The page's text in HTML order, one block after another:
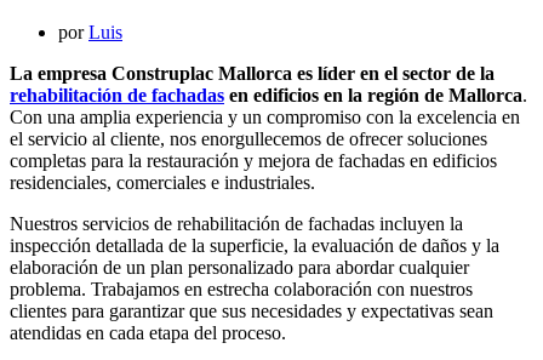
porLuis
La empresa Construplac Mallorca es líder en el sector de la
rehabilitación de fachadas en edificios en la región de Mallorca.
Con una amplia experiencia y un compromiso con la excelencia en
el servicio al cliente, nos enorgullecemos de ofrecer soluciones
completas para la restauración y mejora de fachadas en edificios
residenciales, comerciales e industriales.
Nuestros servicios de rehabilitación de fachadas incluyen la
inspección detallada de la superficie, la evaluación de daños y la
elaboración de un plan personalizado para abordar cualquier
problema. Trabajamos en estrecha colaboración con nuestros
clientes para garantizar que sus necesidades y expectativas sean
atendidas en cada etapa del proceso.